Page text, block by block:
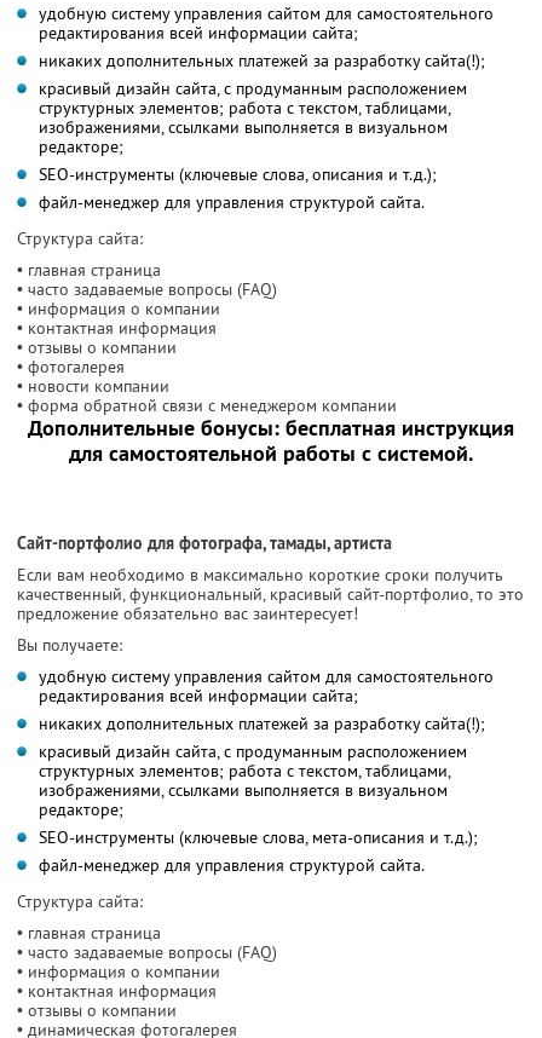
удобную систему управления сайтом для самостоятельного
редактирования всей информации сайта;
никаких дополнительных платежей за разработку сайта(!);
красивый дизайн сайта, с продуманным расположением
структурных элементов; работа с текстом, таблицами,
изображениями, ссылками выполняется в визуальном
редакторе;
SEO-инструменты (ключевые слова, описания и т.д.);
файл-менеджер для управления структурой сайта.
Структура сайта:
• главная страница
• часто задаваемые вопросы (FAQ)
• информация о компании
• контактная информация
• отзывы о компании
• фотогалерея
• новости компании
• форма обратной связи с менеджером компании
Дополнительные бонусы: бесплатная инструкция
для самостоятельной работы с системой.
Сайт-портфолио для фотографа, тамады, артиста
Если вам необходимо в максимально короткие сроки получить
качественный, функциональный, красивый сайт-портфолио, то это
предложение обязательно вас заинтересует!
Вы получаете:
удобную систему управления сайтом для самостоятельного
редактирования всей информации сайта;
никаких дополнительных платежей за разработку сайта(!);
красивый дизайн сайта, с продуманным расположением
структурных элементов; работа с текстом, таблицами,
изображениями, ссылками выполняется в визуальном
редакторе;
SEO-инструменты (ключевые слова, мета-описания и т.д.);
файл-менеджер для управления структурой сайта.
Структура сайта:
• главная страница
• часто задаваемые вопросы (FAQ)
• информация о компании
• контактная информация
• отзывы о компании
• динамическая фотогалерея